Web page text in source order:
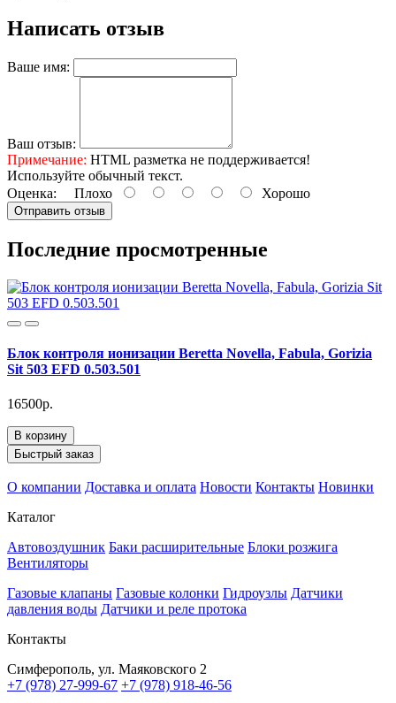
Написать отзыв
Ваше имя:
Ваш отзыв:
Примечание: HTML разметка не поддерживается!
Используйте обычный текст.
Оценка: Плохо Хорошо
Отправить отзыв
Последние просмотренные
Блок контроля ионизации Beretta Novella, Fabula, Gorizia
Sit 503 EFD 0.503.501
16500р.
В корзину
Быстрый заказ
О компании Доставка и оплата Новости Контакты Новинки
Каталог
Автовоздушник Баки расширительные Блоки розжига
Вентиляторы
Газовые клапаны Газовые колонки Гидроузлы Датчики
давления воды Датчики и реле протока
Контакты
Симферополь, ул. Маяковского 2
+7 (978) 27-999-67 +7 (978) 918-46-56